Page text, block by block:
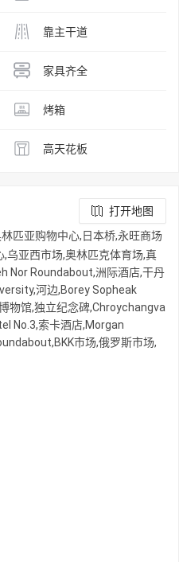
靠主干道
家具齐全
烤箱
高天花板
打开地图
匹亚购物中心,日本桥,永旺商场
乌亚西市场,奥林匹克体育场,真
Nor Roundabout,洲际酒店,干丹
河边,Borey Sopheak
物馆,独立纪念碑,Chroychangva
No.3,索卡酒店,Morgan
市场,俄罗斯市场,